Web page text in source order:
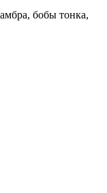
бобы тонка,